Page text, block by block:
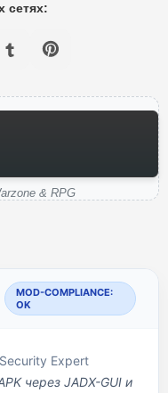
сетях:
& RPG
MOD-COMPLIANCE:
OK
Expert
через JADX-GUI и